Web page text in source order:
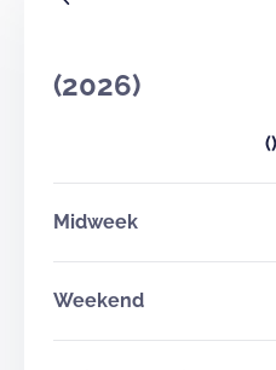
(2026)
()
Midweek
Weekend